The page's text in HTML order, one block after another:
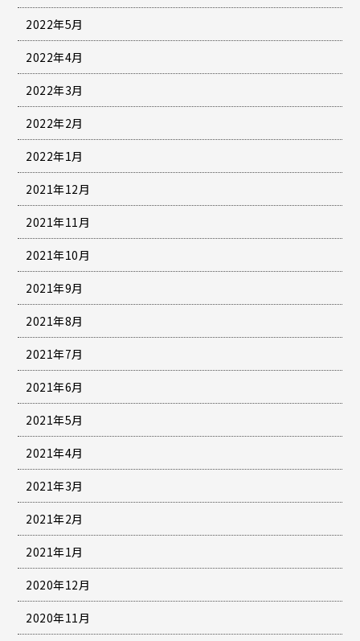
2022年5月
2022年4月
2022年3月
2022年2月
2022年1月
2021年12月
2021年11月
2021年10月
2021年9月
2021年8月
2021年7月
2021年6月
2021年5月
2021年4月
2021年3月
2021年2月
2021年1月
2020年12月
2020年11月